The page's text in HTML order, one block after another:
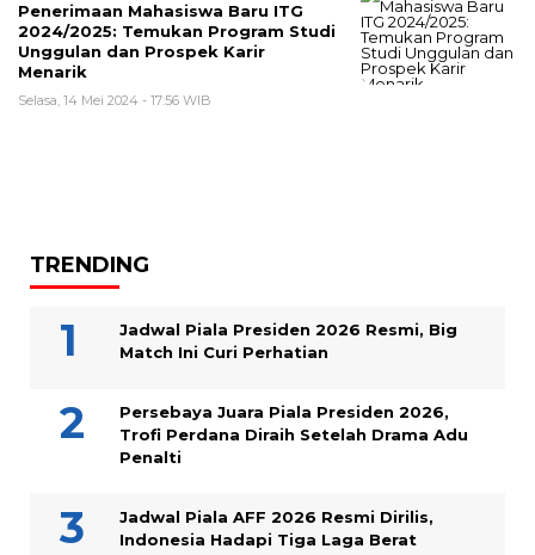
Penerimaan Mahasiswa Baru ITG
2024/2025: Temukan Program Studi
Unggulan dan Prospek Karir
Menarik
Selasa, 14 Mei 2024 - 17:56 WIB
TRENDING
Jadwal Piala Presiden 2026 Resmi, Big
Match Ini Curi Perhatian
Persebaya Juara Piala Presiden 2026,
Trofi Perdana Diraih Setelah Drama Adu
Penalti
Jadwal Piala AFF 2026 Resmi Dirilis,
Indonesia Hadapi Tiga Laga Berat